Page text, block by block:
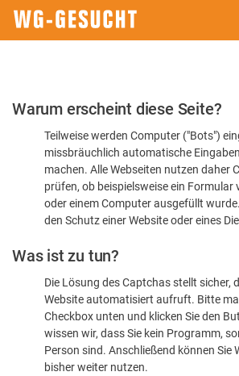
Bitte
dass
sind
Warum erscheint diese Seite?
Teilweise werden Computer ("Bots")
missbräuchlich automatische
machen. Alle Webseiten nutzen daher
prüfen, ob beispielsweise ein Formular
oder einem Computer ausgefüllt
den Schutz einer Website oder eines
Was ist zu tun?
Die Lösung des Captchas stellt sicher,
Website automatisiert aufruft. Bitte
Checkbox unten und klicken Sie den
wissen wir, dass Sie kein Programm,
Person sind. Anschließend können Sie
bisher weiter nutzen.